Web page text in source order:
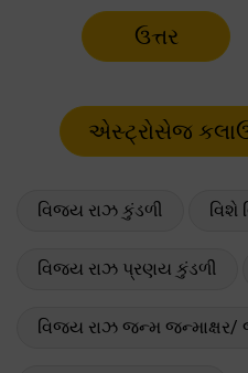
ઉત્તર
વિજય રાઝ કુંડળી વિશે
વિજય રાઝ પ્રણય કુંડળી
વિજય રાઝ જન્મ જન્માક્ષર/